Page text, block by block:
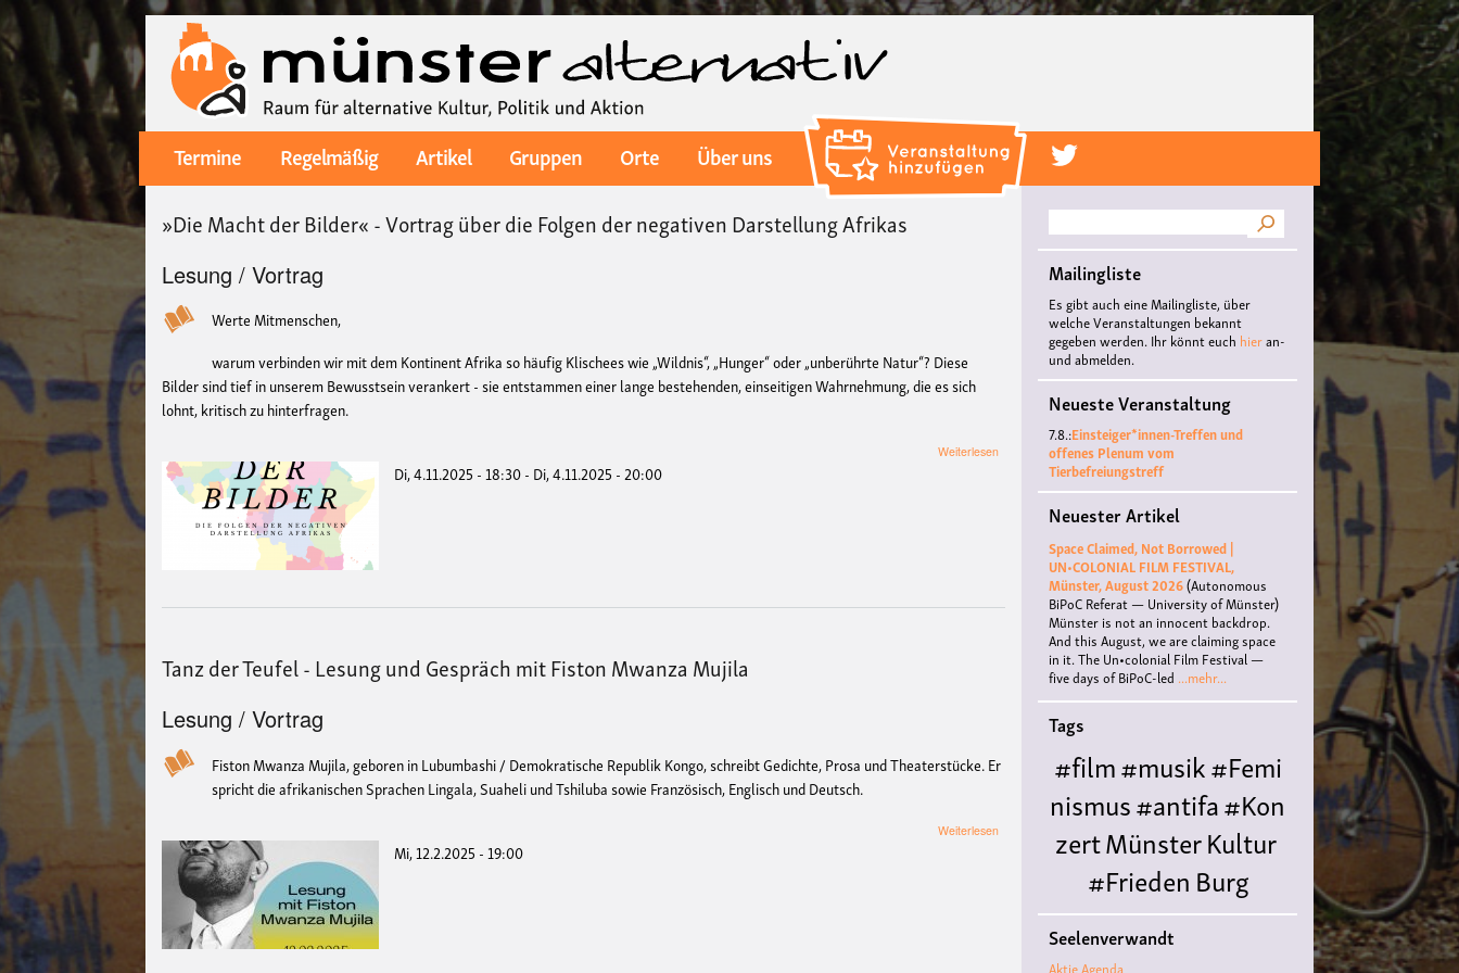
Inhalt
Main
navigation
Termine Regelmäßig Artikel Gruppen Orte
Über uns
»Die Macht der Bilder« - Vortrag über die Folgen der negativen Darstellung Afrikas
Lesung / Vortrag
Werte Mitmenschen,
warum verbinden wir mit dem Kontinent Afrika so häufig Klischees wie „Wildnis“, „Hunger“ oder „unberührte Natur“? Diese
Bilder sind tief in unserem Bewusstsein verankert - sie entstammen einer lange bestehenden, einseitigen Wahrnehmung, die es sich
lohnt, kritisch zu hinterfragen.
Weiterlesen
Darstellung
Di, 4.11.2025 - 18:30- Di, 4.11.2025 - 20:00
Tanz der Teufel - Lesung und Gespräch mit Fiston Mwanza Mujila
Lesung / Vortrag
Fiston Mwanza Mujila, geboren in Lubumbashi / Demokratische Republik Kongo, schreibt Gedichte, Prosa und Theaterstücke. Er
spricht die afrikanischen SprachenLingala, Suaheli und Tshilubasowie Französisch, Englisch und Deutsch.
Weiterlesen
Mi, 12.2.2025 - 19:00
Suche
Mailingliste
Es gibt auch eine Mailingliste, über
welche Veranstaltungen bekannt
gegeben werden. Ihr könnt euch hieran-
und abmelden.
Neueste Veranstaltung
7.8.:Einsteiger*innen-Treffen und
offenes Plenum vom
Tierbefreiungstreff
Neuester Artikel
Space Claimed, Not Borrowed |
UN•COLONIAL FILM FESTIVAL,
Münster, August 2026(Autonomous
BiPoC Referat — University of Münster)
Münster is not an innocent backdrop.
And this August, we are claiming space
in it. The Un•colonial Film Festival —
five days of BiPoC-led ...mehr...
Tags
#film#musik#Femi
nismus#antifa#Kon
zertMünsterKultur
#FriedenBurg
Hülshoffliteratur#
Queer#Workshop
Seelenverwandt
Aktie Agenda